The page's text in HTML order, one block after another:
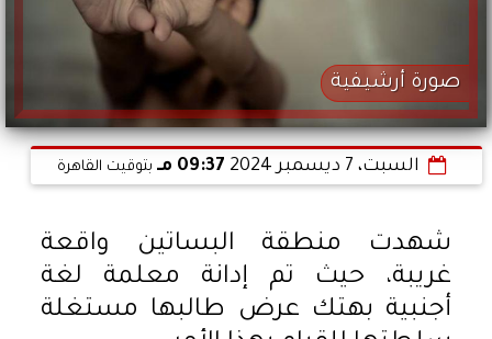
صورة أرشيفية
السبت، 7 ديسمبر 2024 09:37 مـ بتوقيت القاهرة
شهدت منطقة البساتين واقعة
غريبة، حيث تم إدانة معلمة لغة
أجنبية بهتك عرض طالبها مستغلة